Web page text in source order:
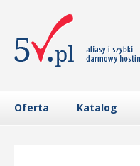
Oferta Katalog